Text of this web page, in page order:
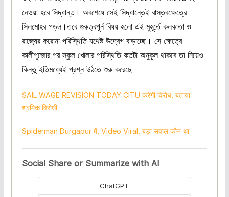
নেওয়া হবে সিদ্ধান্ত। অবশেষে সেই সিদ্ধান্তেই বাস্তবক্ষেত্রে
সিলমোহর পড়ল।তবে গুরুত্বপূর্ন বিষয় হলো এই মুহূর্তে কলকাতা ও
রাজ্যের করোনা পরিস্থিতি যথেষ্ট উদ্বেগ বাড়াচ্ছে। সে ক্ষেত্রে
কালীপুজোর পর স্কুল খোলার পরিস্থিতি কতটা অনুকূল থাকবে তা নিয়েও
কিন্তু ইতিমধ্যেই প্রশ্ন উঠতে শুরু করেছে
SAIL WAGE REVISION TODAY CITU करेगी विरोध, बताया
श्रमिक विरोधी
Spiderman Durgapur में, Video Viral, बड़ा सवाल कौन था
Social Share or Summarize with AI
ChatGPT